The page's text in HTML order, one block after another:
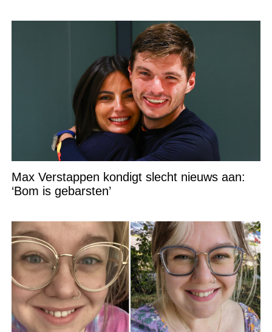
Max Verstappen kondigt slecht nieuws aan:
‘Bom is gebarsten’